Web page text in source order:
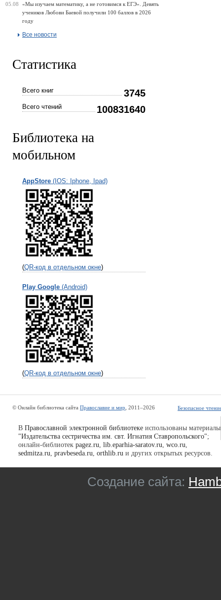
05.08
«Мы изучаем математику, а не готовимся к ЕГЭ». Девять
учеников Любови Баевой получили 100 баллов в 2026
году
Все новости
Статистика
3745
Всего книг
100831640
Всего чтений
Библиотека на
мобильном
AppStore (IOS: Iphone, Ipad)
(QR-код в отдельном окне)
Play Google (Android)
(QR-код в отдельном окне)
© Онлайн библиотека сайта Православие и мир, 2011–2026 Безопасное
В Православной электронной библиотеке использованы материалы
"Издательства сестричества им. свт. Игнатия Ставропольского";
онлайн-библиотек pagez.ru lib.eparhia-saratov.ru wco.ru
sedmitza.ru pravbeseda.ru orthlib.ru и других открытых ресурсов.
Создание сайта: